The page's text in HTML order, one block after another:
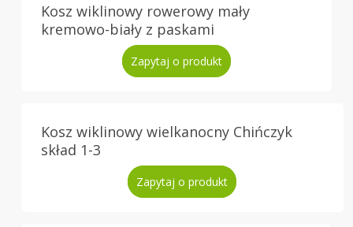
Kosz wiklinowy rowerowy mały
kremowo-biały z paskami
Zapytaj o produkt
Kosz wiklinowy wielkanocny Chińczyk
skład 1-3
Zapytaj o produkt